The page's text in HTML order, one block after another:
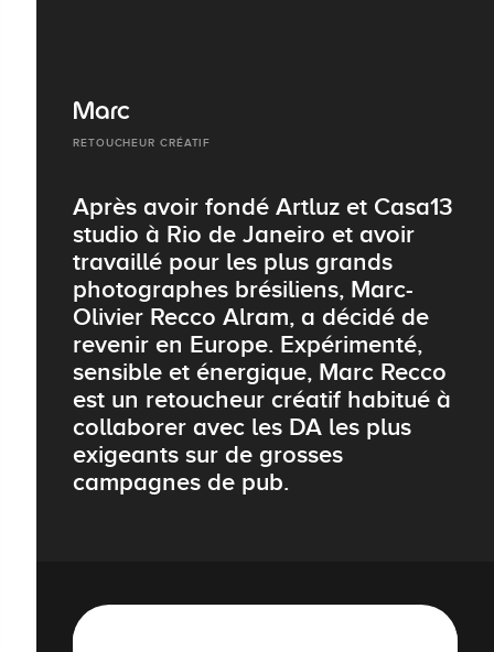
Marc
RETOUCHEUR CRÉATIF
Après avoir fondé Artluz et Casa13
studio à Rio de Janeiro et avoir
travaillé pour les plus grands
photographes brésiliens, Marc-
Olivier Recco Alram, a décidé de
revenir en Europe. Expérimenté,
sensible et énergique, Marc Recco
est un retoucheur créatif habitué à
collaborer avec les DA les plus
exigeants sur de grosses
campagnes de pub.